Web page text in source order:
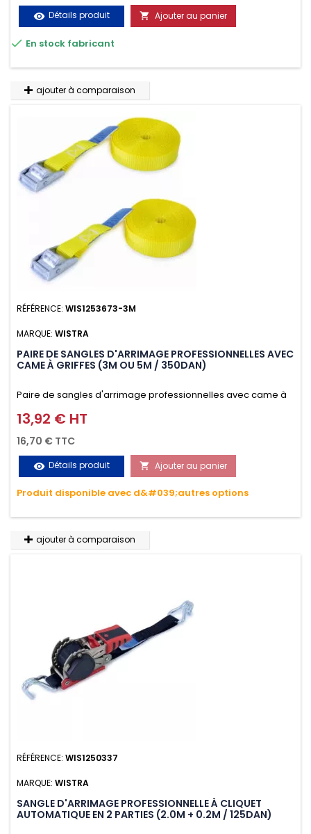
vos chargements pendant le transport. Matière polyester
très résistante aux UV et aux variations de températures,
n'absorbe pas l'eau.
visibility Détails produit  Ajouter au panier
 En stock fabricant
ajouter à comparaison
RÉFÉRENCE: WIS1253673-3M
MARQUE: WISTRA
PAIRE DE SANGLES D'ARRIMAGE PROFESSIONNELLES AVEC
CAME À GRIFFES (3M OU 5M / 350DAN)
Paire de sangles d'arrimage professionnelles avec came à
griffes (3M ou 5M / 350daN), simple et rapide d'utilisation.
Permet d'arrimer et de sécuriser vos chargements pendant
le transport. Matière polyester très résistante aux UV et aux
variations de températures, n'absorbe pas l'eau.
Prix
13,92 € HT
16,70 € TTC
visibility Détails produit  Ajouter au panier
Produit disponible avec d&#039;autres options
ajouter à comparaison
RÉFÉRENCE: WIS1250337
MARQUE: WISTRA
SANGLE D'ARRIMAGE PROFESSIONNELLE À CLIQUET
AUTOMATIQUE EN 2 PARTIES (2.0M + 0.2M / 125DAN)